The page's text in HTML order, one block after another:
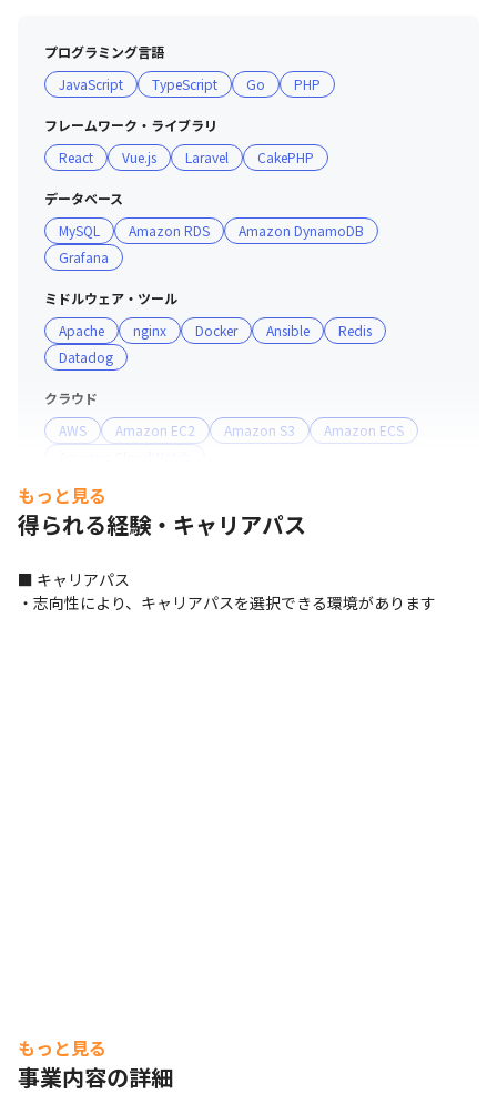
的安全性）を改善するミッションを担うチームを設けたり
しており、エンジニア同士が共に成長を切磋琢磨しあえる
環境です
・技術が好きなメンバーが集まって、趣味の延長のように
ライトな雰囲気で学んだことをシェアし、チーム全体で成
長しようというカルチャーがあります
・社内全体に互いに成長を支え合う文化が浸透しており、
日本における「働きがいのある認定企業」に10年連続で
選出された実績があります
＜開発室の文化＞
・技術に関してはPHPを主言語としていますが、Goをは
特色に応じて技術選定を行える環境です
・開発室発信で導入した仕組みが全社展開されることも
のか毎週話し合われており、新しい仕組みをどんどん導入
しようという文化です
・ビジネス的に必要であれば新しいチャレンジすることに
躊躇していないため、積極的にアイデアを出し合っていま
す
・プロダクトの成長に合わせたスケール
・開発スピードの向上（CI/CD環境、自動テスト、スキル
プログラミング言語
JavaScript
TypeScript Go PHP
フレームワーク・ライブラリ
React
Vue.js Laravel CakePHP
データベース
MySQL
Amazon RDS
Amazon DynamoDB
Grafana
ミドルウェア・ツール
Apache
nginx Docker Ansible
Redis
Datadog
クラウド
AWS
Amazon EC2 Amazon S3
Amazon ECS
サーバー・OS
Linux
プロジェクト管理
Backlog
JIRA Confluence
もっと見る
得られる経験・キャリアパス
■ キャリアパス
・志向性により、キャリアパスを選択できる環境があります
もっと見る
事業内容の詳細